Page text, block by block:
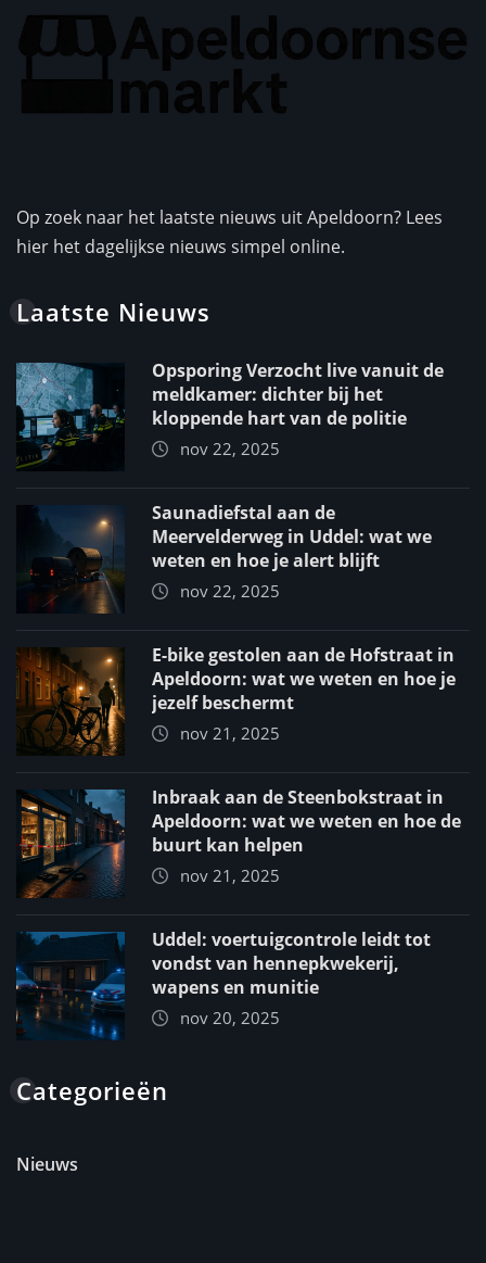
Op zoek naar het laatste nieuws uit Apeldoorn? Lees
hier het dagelijkse nieuws simpel online.
Laatste Nieuws
Opsporing Verzocht live vanuit de
meldkamer: dichter bij het
kloppende hart van de politie
nov 22, 2025
Saunadiefstal aan de
Meervelderweg in Uddel: wat we
weten en hoe je alert blijft
nov 22, 2025
E-bike gestolen aan de Hofstraat in
Apeldoorn: wat we weten en hoe je
jezelf beschermt
nov 21, 2025
Inbraak aan de Steenbokstraat in
Apeldoorn: wat we weten en hoe de
buurt kan helpen
nov 21, 2025
Uddel: voertuigcontrole leidt tot
vondst van hennepkwekerij,
wapens en munitie
nov 20, 2025
Categorieën
Nieuws